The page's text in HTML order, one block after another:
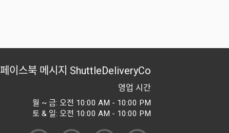
페이스북 메시지 ShuttleDeliveryCo
영업 시간
월 ~ 금: 오전 10:00 AM - 10:00 PM
토 & 일: 오전 10:00 AM - 10:00 PM